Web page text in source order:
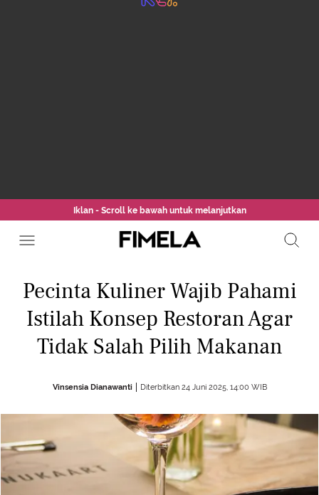
Iklan - Scroll ke bawah untuk melanjutkan
Pecinta Kuliner Wajib Pahami
Istilah Konsep Restoran Agar
Tidak Salah Pilih Makanan
Vinsensia Dianawanti Diterbitkan 24 Juni 2025, 14:00 WIB